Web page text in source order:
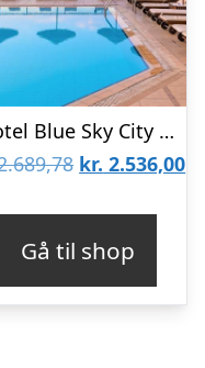
Hotel Blue Sky City Beach – Voksenhotel 18+
Den
var:
kr. 2.689,78.
kr. 2.536,00
Gå til shop